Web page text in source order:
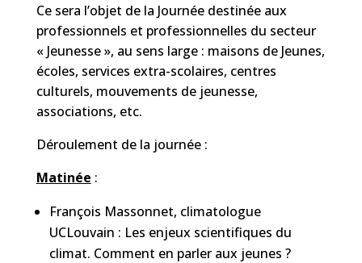
Ce sera l’objet de la Journée destinée aux
professionnels et professionnelles du secteur
« Jeunesse », au sens large : maisons de Jeunes,
écoles, services extra-scolaires, centres
culturels, mouvements de jeunesse,
associations, etc.
Déroulement de la journée :
Matinée :
François Massonnet, climatologue
UCLouvain : Les enjeux scientifiques du
climat. Comment en parler aux jeunes ?